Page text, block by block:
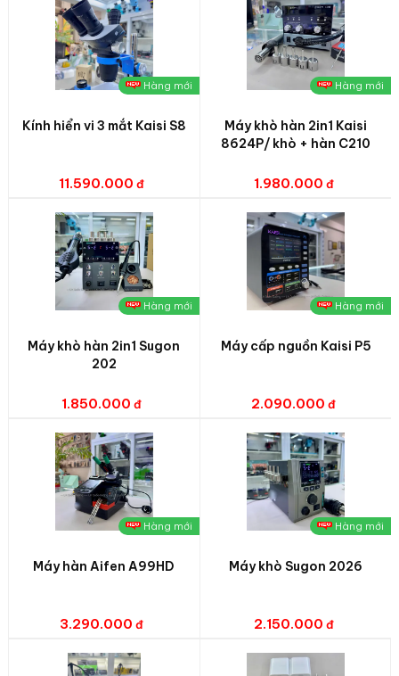
Hàng mới
Kính hiển vi 3 mắt Kaisi S8
11.590.000
Hàng mới
Máy khò hàn 2in1 Kaisi
8624P/ khò + hàn C210
1.980.000
Hàng mới
Máy khò hàn 2in1 Sugon
202
1.850.000
Hàng mới
Máy cấp nguồn Kaisi P5
2.090.000
Hàng mới
Máy hàn Aifen A99HD
3.290.000
Hàng mới
Máy khò Sugon 2026
2.150.000